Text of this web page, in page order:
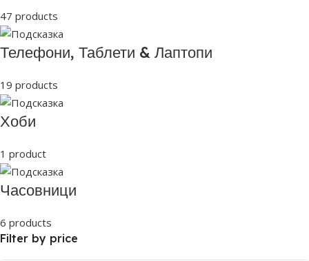
47 products
Телефони, Таблети & Лаптопи
19 products
Хоби
1 product
Часовници
6 products
Filter by price